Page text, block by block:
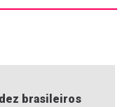
brasileiros